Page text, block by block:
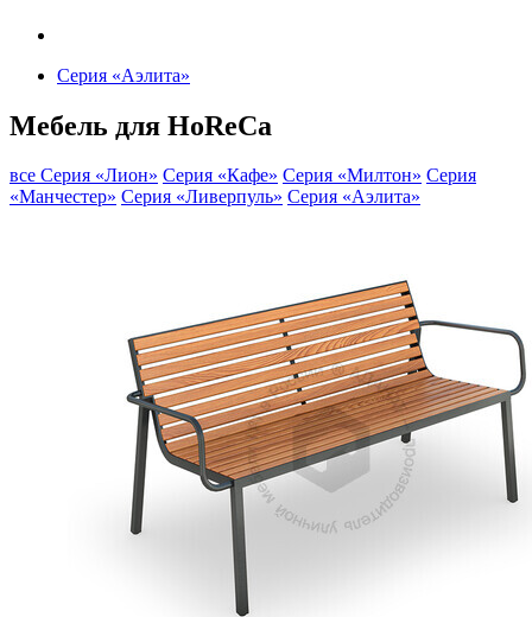
Серия «Аэлита»
Мебель для HoReCa
все Серия «Лион» Серия «Кафе» Серия «Милтон» Серия
«Манчестер» Серия «Ливерпуль» Серия «Аэлита»